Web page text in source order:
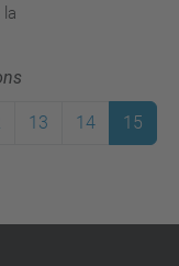
13 14 15